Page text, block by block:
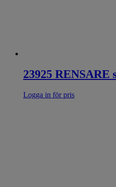
23925 RENSARE
Logga in för pris